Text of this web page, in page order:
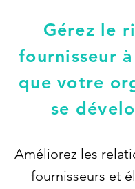
Gérez le
fournisseur
que votre
se
Améliorez les
fournisseurs et